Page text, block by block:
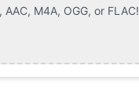
AAC, M4A, OGG, or FLAC!